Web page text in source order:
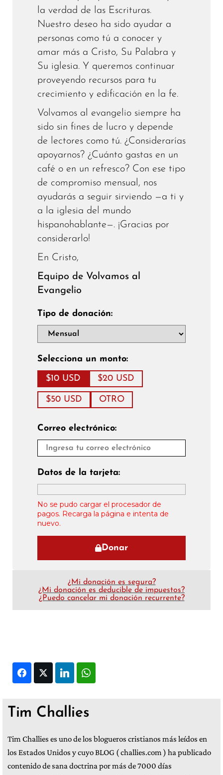
la verdad de las Escrituras.
Nuestro deseo ha sido ayudar a
personas como tú a conocer y
amar más a Cristo, Su Palabra y
Su iglesia. Y queremos continuar
proveyendo recursos para tu
crecimiento y edificación en la fe.
Volvamos al evangelio siempre ha
sido sin fines de lucro y depende
de lectores como tú. ¿Considerarías
apoyarnos? ¿Cuánto gastas en un
café o en un refresco? Con ese tipo
de compromiso mensual, nos
ayudarás a seguir sirviendo —a ti y
a la iglesia del mundo
hispanohablante—. ¡Gracias por
considerarlo!
En Cristo,
Equipo de Volvamos al
Evangelio
Tipo de donación:
Selecciona un monto:
$10 USD $20 USD
$50 USD OTRO
Correo electrónico:
Datos de la tarjeta:
No se pudo cargar el procesador de
pagos. Recarga la página e intenta de
nuevo.
Donar
¿Mi donación es segura?
¿Mi donación es deducible de impuestos?
¿Puedo cancelar mi donación recurrente?
FacebookTwitter LinkedIn
Tim Challies
Tim Challies es uno de los blogueros cristianos más leídos en
los Estados Unidos y cuyo BLOG ( challies.com ) ha publicado
contenido de sana doctrina por más de 7000 días